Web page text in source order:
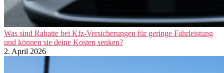
Was sind Rabatte bei Kfz-Versicherungen für geringe Fahrleistung
und können sie deine Kosten senken?
2. April 2026